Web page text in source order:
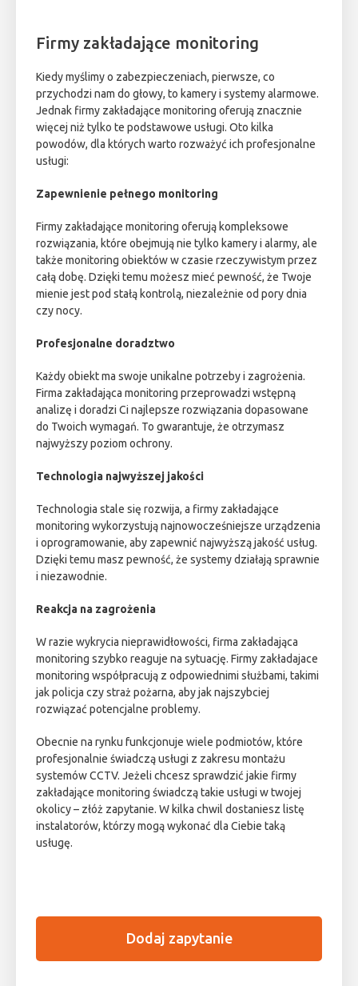
Firmy zakładające monitoring
Kiedy myślimy o zabezpieczeniach, pierwsze, co
przychodzi nam do głowy, to kamery i systemy alarmowe.
Jednak firmy zakładające monitoring oferują znacznie
więcej niż tylko te podstawowe usługi. Oto kilka
powodów, dla których warto rozważyć ich profesjonalne
usługi:
Zapewnienie pełnego monitoring
Firmy zakładające monitoring oferują kompleksowe
rozwiązania, które obejmują nie tylko kamery i alarmy, ale
także monitoring obiektów w czasie rzeczywistym przez
całą dobę. Dzięki temu możesz mieć pewność, że Twoje
mienie jest pod stałą kontrolą, niezależnie od pory dnia
czy nocy.
Profesjonalne doradztwo
Każdy obiekt ma swoje unikalne potrzeby i zagrożenia.
Firma zakładająca monitoring przeprowadzi wstępną
analizę i doradzi Ci najlepsze rozwiązania dopasowane
do Twoich wymagań. To gwarantuje, że otrzymasz
najwyższy poziom ochrony.
Technologia najwyższej jakości
Technologia stale się rozwija, a firmy zakładające
monitoring wykorzystują najnowocześniejsze urządzenia
i oprogramowanie, aby zapewnić najwyższą jakość usług.
Dzięki temu masz pewność, że systemy działają sprawnie
i niezawodnie.
Reakcja na zagrożenia
W razie wykrycia nieprawidłowości, firma zakładająca
monitoring szybko reaguje na sytuację. Firmy zakładajace
monitoring współpracują z odpowiednimi służbami, takimi
jak policja czy straż pożarna, aby jak najszybciej
rozwiązać potencjalne problemy.
Obecnie na rynku funkcjonuje wiele podmiotów, które
profesjonalnie świadczą usługi z zakresu montażu
systemów CCTV. Jeżeli chcesz sprawdzić jakie firmy
zakładające monitoring świadczą takie usługi w twojej
okolicy – złóż zapytanie. W kilka chwil dostaniesz listę
instalatorów, którzy mogą wykonać dla Ciebie taką
usługę.
Dodaj zapytanie